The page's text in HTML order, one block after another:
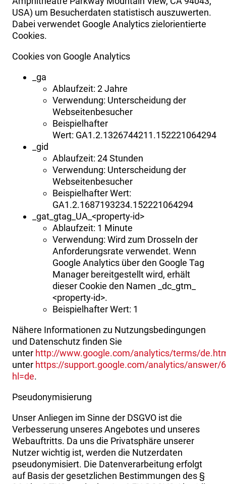
USA) um Besucherdaten statistisch auszuwerten.
Dabei verwendet Google Analytics zielorientierte
Cookies.
Cookies von Google Analytics
_ga
Ablaufzeit: 2 Jahre
Verwendung: Unterscheidung der
Webseitenbesucher
Beispielhafter
Wert: GA1.2.1326744211.152221064294
_gid
Ablaufzeit: 24 Stunden
Verwendung: Unterscheidung der
Webseitenbesucher
Beispielhafter Wert:
GA1.2.1687193234.152221064294
_gat_gtag_UA_<property-id>
Ablaufzeit: 1 Minute
Verwendung: Wird zum Drosseln der
Anforderungsrate verwendet. Wenn
Google Analytics über den Google Tag
Manager bereitgestellt wird, erhält
dieser Cookie den Namen _dc_gtm_
<property-id>.
Beispielhafter Wert: 1
Nähere Informationen zu Nutzungsbedingungen
und Datenschutz finden Sie
unter http://www.google.com/analytics/terms/
unter https://support.google.com/analytics/answer/
hl=de.
Pseudonymisierung
Unser Anliegen im Sinne der DSGVO ist die
Verbesserung unseres Angebotes und unseres
Webauftritts. Da uns die Privatsphäre unserer
Nutzer wichtig ist, werden die Nutzerdaten
pseudonymisiert. Die Datenverarbeitung erfolgt
auf Basis der gesetzlichen Bestimmungen des §